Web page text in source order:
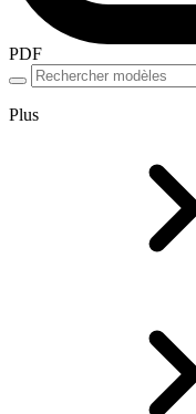
PDF
Plus